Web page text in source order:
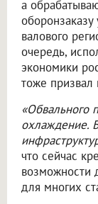
а
оборонзаказу
валового
очередь,
экономики
тоже призвал
«Обвального
охлаждение.
что сейчас
возможности
для многих